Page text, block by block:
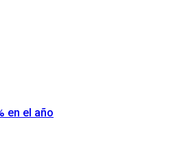
en el año